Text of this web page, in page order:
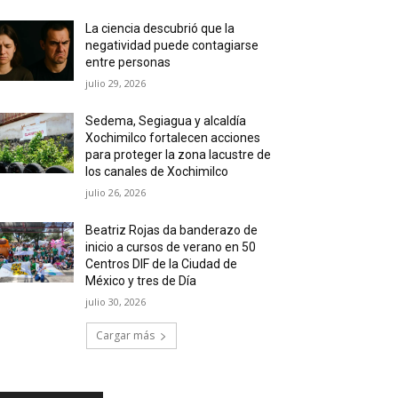
La ciencia descubrió que la
negatividad puede contagiarse
entre personas
julio 29, 2026
Sedema, Segiagua y alcaldía
Xochimilco fortalecen acciones
para proteger la zona lacustre de
los canales de Xochimilco
julio 26, 2026
Beatriz Rojas da banderazo de
inicio a cursos de verano en 50
Centros DIF de la Ciudad de
México y tres de Día
julio 30, 2026
Cargar más